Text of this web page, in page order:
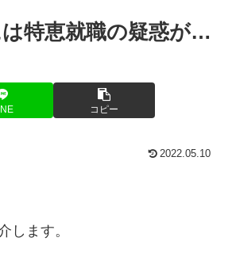
特恵就職の疑惑が…
コピー
2022.05.10
します。